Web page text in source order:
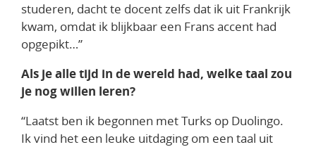
studeren, dacht te docent zelfs dat ik uit Frankrijk
kwam, omdat ik blijkbaar een Frans accent had
opgepikt…”
Als je alle tijd in de wereld had, welke taal zou
je nog willen leren?
“Laatst ben ik begonnen met Turks op Duolingo.
Ik vind het een leuke uitdaging om een taal uit